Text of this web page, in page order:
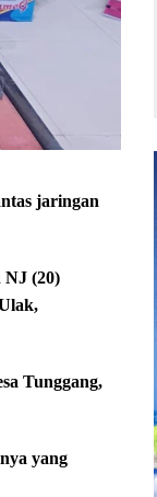
jaringan
NJ (20)
Tunggang,
yang